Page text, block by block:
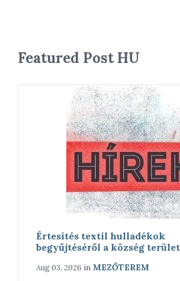
Featured Post HU
Értesítés textil hulladékok
begyűjtéséről a község
Aug 03, 2026 in MEZŐTEREM